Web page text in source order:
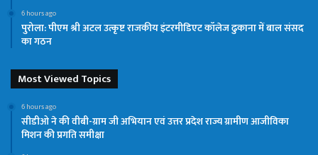
6 hours ago
पुरोला: पीएम श्री अटल उत्कृष्ट राजकीय इंटरमीडिएट कॉलेज ढुकाना में बाल संसद
का गठन
Most Viewed Topics
6 hours ago
सीडीओ ने की वीबी-ग्राम जी अभियान एवं उत्तर प्रदेश राज्य ग्रामीण आजीविका
मिशन की प्रगति समीक्षा